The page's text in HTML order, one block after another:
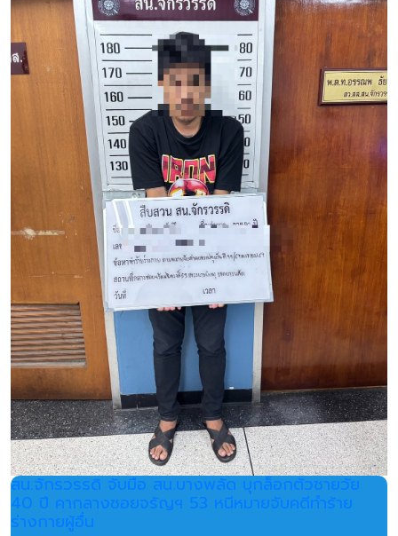
สน.จักรวรรดิ จับมือ สน.บางพลัด บุกล็อกตัวชายวัย
40 ปี คากลางซอยจรัญฯ 53 หนีหมายจับคดีทำร้าย
ร่างกายผู้อื่น